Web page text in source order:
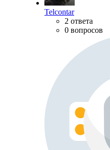
Telcontar
2 ответа
0 вопросов